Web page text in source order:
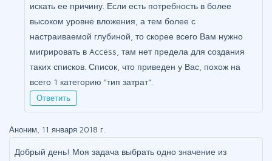
искать ее причину. Если есть потребность в более
высоком уровне вложения, а тем более с
настраиваемой глубиной, то скорее всего Вам нужно
мигрировать в Access, там нет предела для создания
таких списков. Список, что приведен у Вас, похож на
всего 1 категорию "тип затрат".
Ответить
Аноним, 11 января 2018 г.
Добрый день! Моя задача выбрать одно значение из